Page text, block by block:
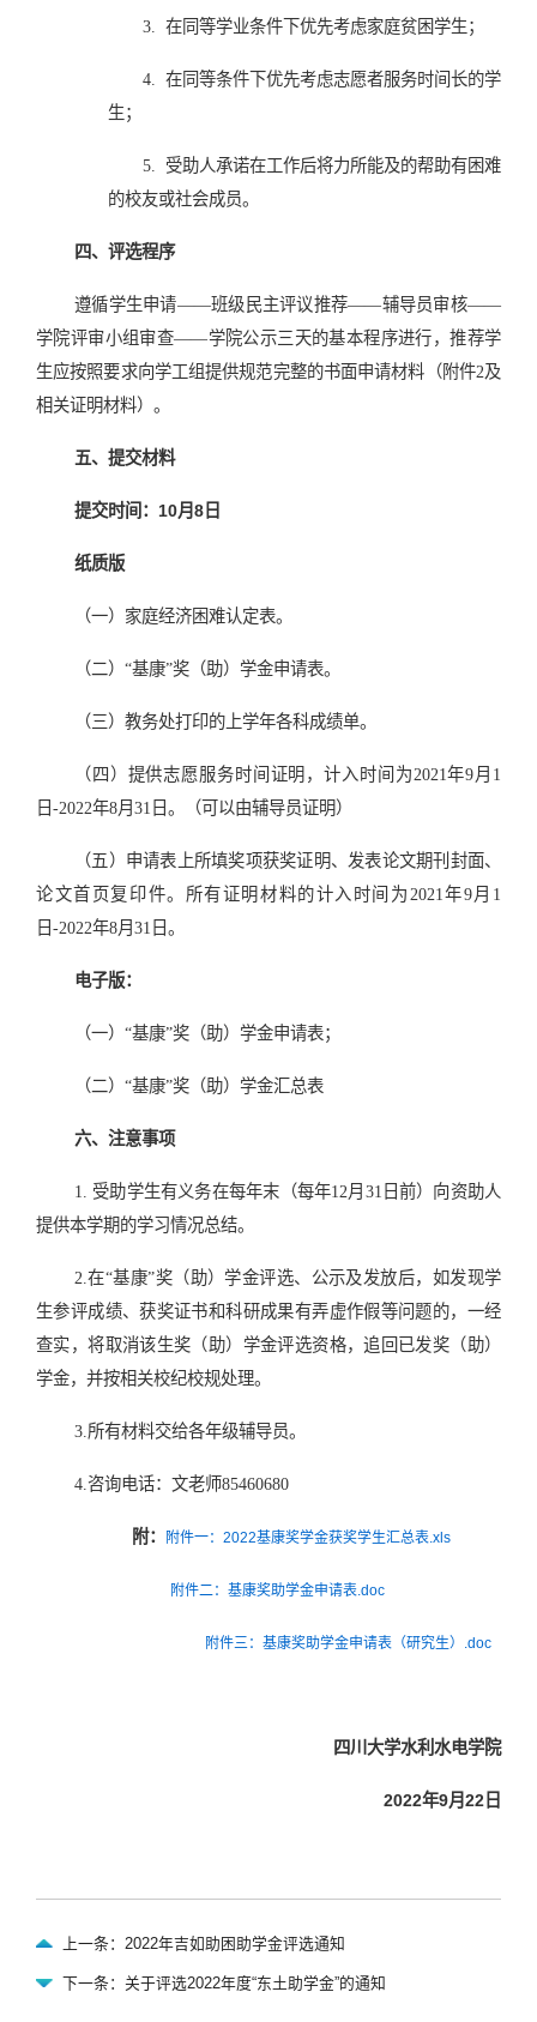
3. 在同等学业条件下优先考虑家庭贫困学生；
4.
在同等条件下优先考虑志愿者服务时间长的学
生；
5.
受助人承诺在工作后将力所能及的帮助有困难
的校友或社会成员。
四、评选程序
遵循学生申请——班级民主评议推荐——辅导员审核——
学院评审小组审查——学院公示三天的基本程序进行，推荐学
生应按照要求向学工组提供规范完整的书面申请材料（附件2及
相关证明材料）。
五、提交材料
提交时间：10月8日
纸质版
（一）家庭经济困难认定表。
（二）“基康”奖（助）学金申请表。
（三）教务处打印的上学年各科成绩单。
（四）提供志愿服务时间证明，计入时间为2021年9月1
日-2022年8月31日。（可以由辅导员证明）
（五）申请表上所填奖项获奖证明、发表论文期刊封面、
论文首页复印件。所有证明材料的计入时间为2021年9月1
日-2022年8月31日。
电子版：
（一）“基康”奖（助）学金申请表；
（二）“基康”奖（助）学金汇总表
六、注意事项
1. 受助学生有义务在每年末（每年12月31日前）向资助人
提供本学期的学习情况总结。
2. 在“基康”奖（助）学金评选、公示及发放后，如发现学
生参评成绩、获奖证书和科研成果有弄虚作假等问题的，一经
查实，将取消该生奖（助）学金评选资格，追回已发奖（助）
学金，并按相关校纪校规处理。
3. 所有材料交给各年级辅导员。
4. 咨询电话：文老师85460680
附： 附件一：2022基康奖学金获奖学生汇总表.xls
附件二：基康奖助学金申请表.doc
附件三：基康奖助学金申请表（研究生）.doc
四川大学水利水电学院
2022年9月22日
上一条：2022年吉如助困助学金评选通知
下一条：关于评选2022年度“东土助学金”的通知